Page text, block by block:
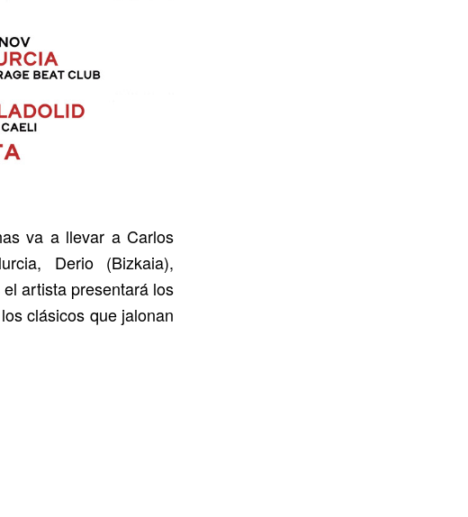
va a llevar a Carlos
Derio (Bizkaia),
artista presentará los
clásicos que jalonan